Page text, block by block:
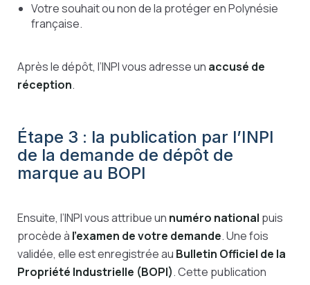
Votre souhait ou non de la protéger en Polynésie
française.
Après le dépôt, l’INPI vous adresse un accusé de
réception.
Étape 3 : la publication par l’INPI
de la demande de dépôt de
marque au BOPI
Ensuite, l’INPI vous attribue un numéro national puis
procède à l’examen de votre demande. Une fois
validée, elle est enregistrée au Bulletin Officiel de la
Propriété Industrielle (BOPI). Cette publication